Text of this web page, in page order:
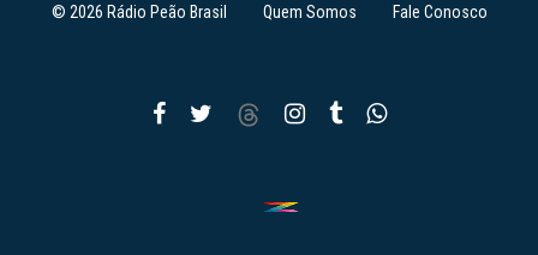
© 2026 Rádio Peão Brasil Quem Somos Fale Conosco